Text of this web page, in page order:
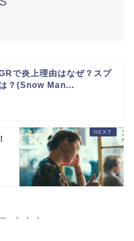
で炎上理由はなぜ？スプ
？(Snow Man...